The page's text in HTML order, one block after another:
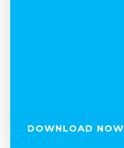
DOWNLOAD NOW